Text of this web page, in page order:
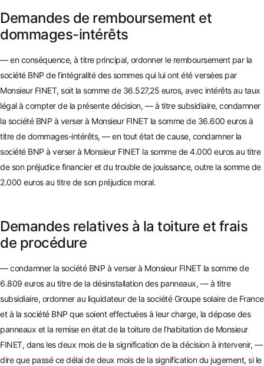
Demandes de remboursement et
dommages-intérêts
—en conséquence, à titre principal, ordonner le remboursement par la
société BNP de l’intégralité des sommes qui lui ont été versées par
Monsieur FINET, soit la somme de 36.527,25 euros, avec intérêts au taux
légal à compter de la présente décision, — à titre subsidiaire, condamner
la société BNP à verser à Monsieur FINET la somme de 36.600 euros à
titre de dommages-intérêts, — en tout état de cause, condamner la
société BNP à verser à Monsieur FINET la somme de 4.000 euros au titre
de son préjudice financier et du trouble de jouissance, outre la somme de
2.000 euros au titre de son préjudice moral.
Demandes relatives à la toiture et frais
de procédure
—condamner la société BNP à verser à Monsieur FINET la somme de
6.809 euros au titre de la désinstallation des panneaux, — à titre
subsidiaire, ordonner au liquidateur de la société Groupe solaire de France
et à la société BNP que soient effectuées à leur charge, la dépose des
panneaux et la remise en état de la toiture de l’habitation de Monsieur
FINET, dans les deux mois de la significationde la décision à intervenir, —
dire que passé ce délai de deux mois de la signification du jugement, si le